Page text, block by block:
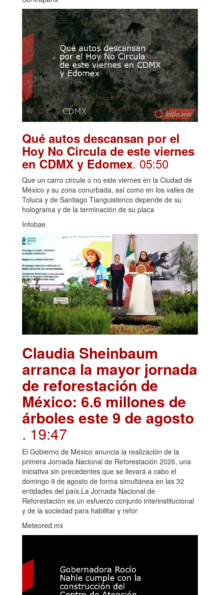
Qué autos descansan por el
Hoy No Circula de este viernes
en CDMX y Edomex. 05:50
Que un carro circule o no este viernes en la Ciudad de
México y su zona conurbada, así como en los valles de
Toluca y de Santiago Tianguistenco depende de su
holograma y de la terminación de su placa
Infobae
Claudia Sheinbaum
arranca la mayor jornada
de reforestación de
México: 6.6 millones de
árboles este 9 de agosto
. 19:47
El Gobierno de México anuncia la realización de la
primera Jornada Nacional de Reforestación 2026, una
iniciativa sin precedentes que se llevará a cabo el
domingo 9 de agosto de forma simultánea en las 32
entidades del país.La Jornada Nacional de
Reforestación es un esfuerzo conjunto interinstitucional
y de la sociedad para habilitar y refor
Meteored.mx